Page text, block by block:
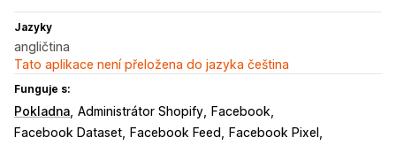
Jazyky
angličtina
Tato aplikace není přeložena do jazyka čeština
Funguje s:
Pokladna Administrátor Shopify
Facebook
Facebook Dataset
Facebook Feed
Facebook Pixel